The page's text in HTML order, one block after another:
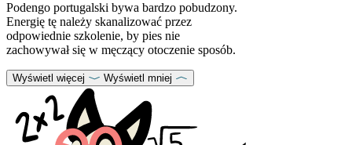
Podengo portugalski bywa bardzo pobudzony.
Energię tę należy skanalizować przez
odpowiednie szkolenie, by pies nie
zachowywał się w męczący otoczenie sposób.
Wyświetl więcej Wyświetl mniej